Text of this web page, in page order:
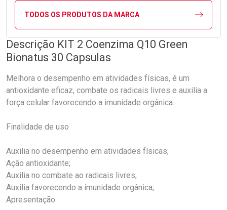
TODOS OS PRODUTOS DA MARCA
Descrição KIT 2 Coenzima Q10 Green
Bionatus 30 Capsulas
Melhora o desempenho em atividades físicas, é um
antioxidante eficaz, combate os radicais livres e auxilia a
força celular favorecendo a imunidade orgânica.
Finalidade de uso
Auxilia no desempenho em atividades físicas;
Ação antioxidante;
Auxilia no combate ao radicais livres;
Auxilia favorecendo a imunidade orgânica;
Apresentação